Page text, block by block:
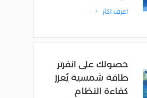
اعرف اكثر 4
حصولك على انفرتر
طاقة شمسية يُعزز
كفاءة النظام